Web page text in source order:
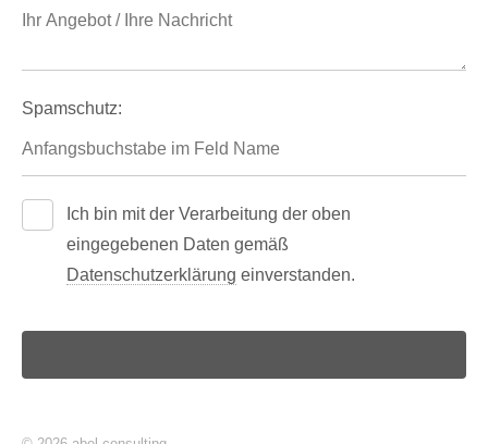
Spamschutz:
Ich bin mit der Verarbeitung der oben
eingegebenen Daten gemäß
Datenschutzerklärung einverstanden.